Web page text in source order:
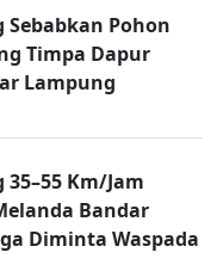
Sebabkan Pohon
Timpa Dapur
Lampung
Km/Jam
Bandar
Diminta Waspada